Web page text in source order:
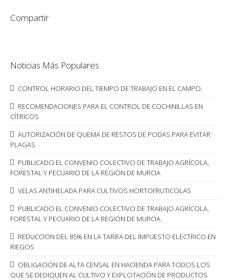
Compartir
Noticias Más Populares
CONTROL HORARIO DEL TIEMPO DE TRABAJO EN EL CAMPO.
RECOMENDACIONES PARA EL CONTROL DE COCHINILLAS EN
CÍTRICOS
AUTORIZACIÓN DE QUEMA DE RESTOS DE PODAS PARA EVITAR
PLAGAS
PUBLICADO EL CONVENIO COLECTIVO DE TRABAJO AGRÍCOLA,
FORESTAL Y PECUARIO DE LA REGIÓN DE MURCIA
VELAS ANTIHELADA PARA CULTIVOS HORTOFRUTICOLAS
PUBLICADO EL CONVENIO COLECTIVO DE TRABAJO AGRÍCOLA,
FORESTAL Y PECUARIO DE LA REGIÓN DE MURCIA.
REDUCCION DEL 85% EN LA TARIFA DEL IMPUESTO ELECTRICO EN
RIEGOS
OBLIGACIÓN DE ALTA CENSAL EN HACIENDA PARA TODOS LOS
QUE SE DEDIQUEN AL CULTIVO Y EXPLOTACIÓN DE PRODUCTOS